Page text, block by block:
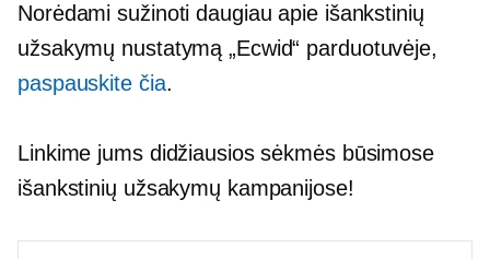
Norėdami sužinoti daugiau apie išankstinių
užsakymų nustatymą „Ecwid“ parduotuvėje,
paspauskite čia.
Linkime jums didžiausios sėkmės būsimose
išankstinių užsakymų kampanijose!